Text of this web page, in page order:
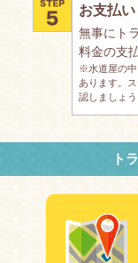
お支払い
無事にト
料金の支
※水道屋の中
あります。
認しましょう
ト